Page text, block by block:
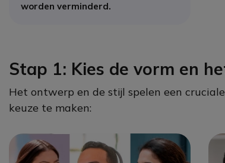
worden verminderd.
Stap 1: Kies de vorm en
Het ontwerp en de stijl spelen een
keuze te maken: